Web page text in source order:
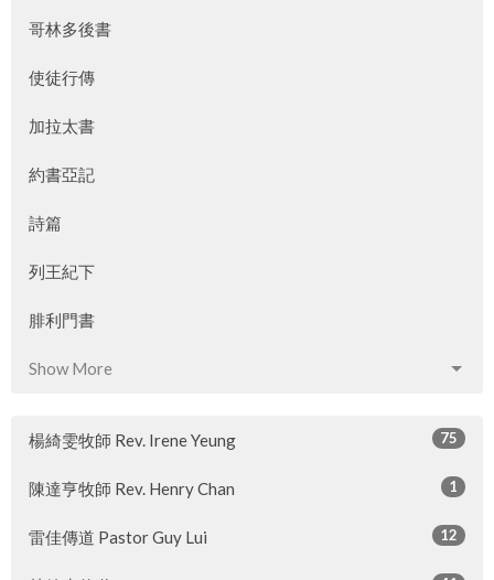
哥林多後書
使徒行傳
加拉太書
約書亞記
詩篇
列王紀下
腓利門書
Show More
楊綺雯牧師 Rev. Irene Yeung 75
陳達亨牧師 Rev. Henry Chan 1
雷佳傳道 Pastor Guy Lui 12